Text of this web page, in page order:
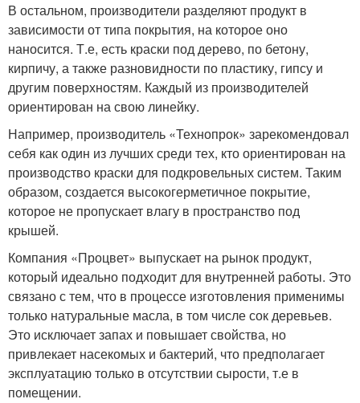
В остальном, производители разделяют продукт в
зависимости от типа покрытия, на которое оно
наносится. Т.е, есть краски под дерево, по бетону,
кирпичу, а также разновидности по пластику, гипсу и
другим поверхностям. Каждый из производителей
ориентирован на свою линейку.
Например, производитель «Технопрок» зарекомендовал
себя как один из лучших среди тех, кто ориентирован на
производство краски для подкровельных систем. Таким
образом, создается высокогерметичное покрытие,
которое не пропускает влагу в пространство под
крышей.
Компания «Процвет» выпускает на рынок продукт,
который идеально подходит для внутренней работы. Это
связано с тем, что в процессе изготовления применимы
только натуральные масла, в том числе сок деревьев.
Это исключает запах и повышает свойства, но
привлекает насекомых и бактерий, что предполагает
эксплуатацию только в отсутствии сырости, т.е в
помещении.